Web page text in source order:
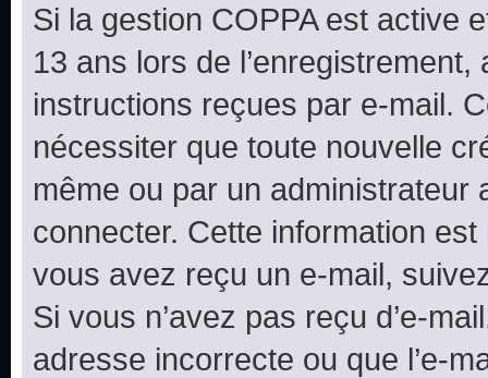
Si la gestion COPPA est active
13 ans lors de
instructions reçues par e-mail.
nécessiter que toute nouvelle
même ou par un
connecter. Cette information
vous avez reçu un e-mail,
Si vous n’avez pas reçu d’e-
adresse incorrecte ou que l’e-